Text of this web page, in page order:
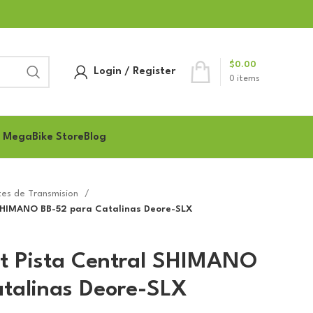
Login / Register
0 items
$0.00
MegaBike Store Blog
de Transmision
BB-52 para Catalinas Deore-SLX
Pista Central SHIMANO
Deore-SLX